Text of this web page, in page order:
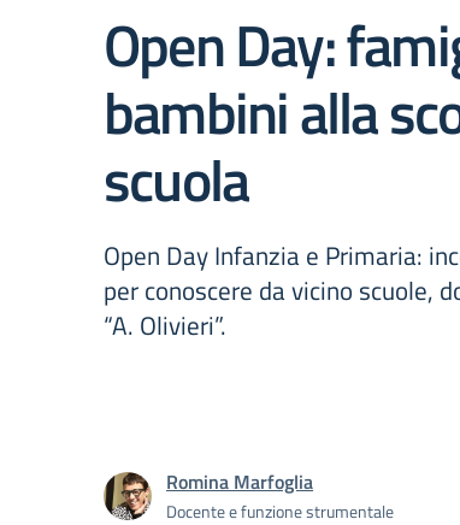
Open Day:
bambini alla
scuola
Open Day Infanzia e Primaria:
per conoscere da vicino scuole,
“A. Olivieri”.
Romina Marfoglia
Docente e funzione strumentale